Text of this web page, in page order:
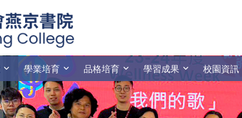
學業培育 品格培育 學習成果 校園資訊